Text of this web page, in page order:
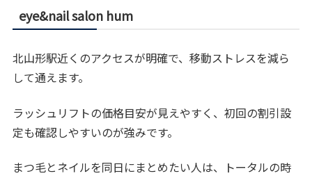
eye&nail salon hum
北山形駅近くのアクセスが明確で、移動ストレスを減ら
して通えます。
ラッシュリフトの価格目安が見えやすく、初回の割引設
定も確認しやすいのが強みです。
まつ毛とネイルを同日にまとめたい人は、トータルの時